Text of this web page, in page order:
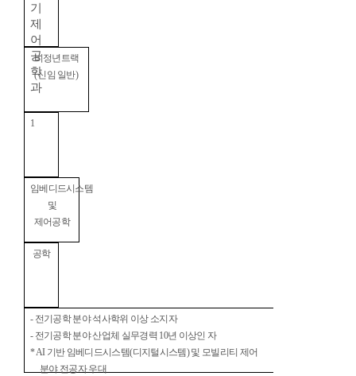
기
제
어
공
학
과
비정년트랙
(신임 일반)
1
임베디드시스템
및
제어공학
공학
- 전기공학 분야 석사학위 이상 소지자
- 전기공학 분야 산업체 실무경력 10년 이상인 자
* AI 기반 임베디드시스템(디지털시스템)및 모빌리티 제어
분야 전공자 우대